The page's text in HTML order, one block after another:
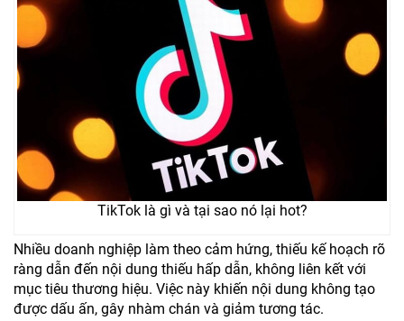
TikTok là gì và tại sao nó lại hot?
Nhiều doanh nghiệp làm theo cảm hứng, thiếu kế hoạch rõ
ràng dẫn đến nội dung thiếu hấp dẫn, không liên kết với
mục tiêu thương hiệu. Việc này khiến nội dung không tạo
được dấu ấn, gây nhàm chán và giảm tương tác.